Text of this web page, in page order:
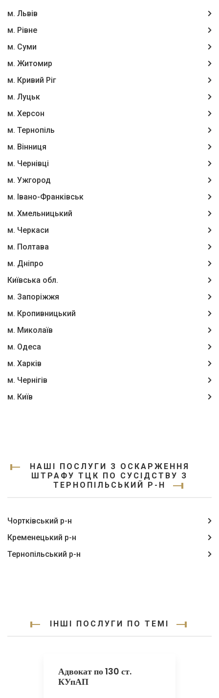
м. Львів
м. Рівне
м. Суми
м. Житомир
м. Кривий Ріг
м. Луцьк
м. Херсон
м. Тернопіль
м. Вінниця
м. Чернівці
м. Ужгород
м. Івано-Франківськ
м. Хмельницький
м. Черкаси
м. Полтава
м. Дніпро
Київська обл.
м. Запоріжжя
м. Кропивницький
м. Миколаїв
м. Одеса
м. Харків
м. Чернігів
м. Київ
НАШІ ПОСЛУГИ З ОСКАРЖЕННЯ
ШТРАФУ ТЦК ПО СУСІДСТВУ З
ТЕРНОПІЛЬСЬКИЙ Р-Н
Чортківський р-н
Кременецький р-н
Тернопільський р-н
ІНШІ ПОСЛУГИ ПО ТЕМІ
Адвокат по 130 ст.
КУпАП